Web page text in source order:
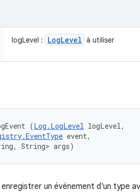
logLevel : LogLevel à utiliser
(Log.LogLevel logLevel,
event,
String> args)
un événement d'un type